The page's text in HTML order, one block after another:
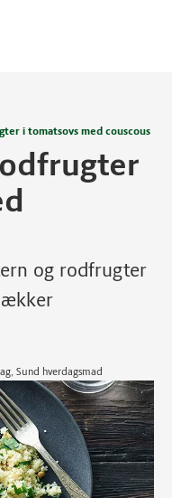
i tomatsovs med couscous
og rodfrugter
Sund hverdagsmad